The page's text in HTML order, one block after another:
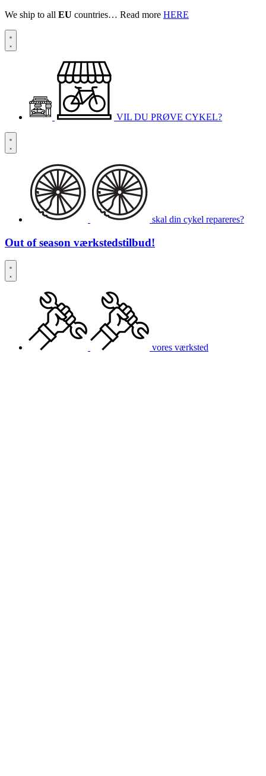
We ship to all EU countries… Read more HERE
VIL DU PRØVE CYKEL?
skal din cykel repareres?
Out of season værkstedstilbud!
vores værksted